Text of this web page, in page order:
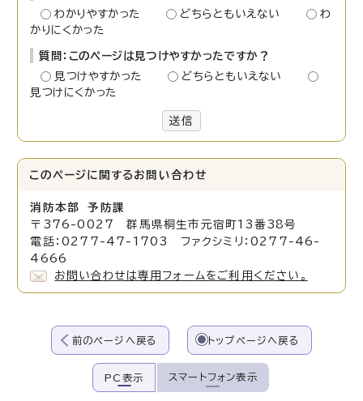
わかりやすかった
どちらともいえない
わ
かりにくかった
質問：このページは見つけやすかったですか？
見つけやすかった
どちらともいえない
見つけにくかった
送信
このページに関する お問い合わせ
消防本部 予防課
〒376-0027 群馬県桐生市元宿町13番38号
電話：0277-47-1703 ファクシミリ：0277-46-
4666
お問い合わせは専用フォームをご利用ください。
前のページへ戻る トップページへ戻る
PC表示 スマートフォン表示